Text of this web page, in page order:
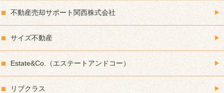
不動産売却サポート関西株式会社
サイズ不動産
Estate&Co.（エステートアンドコー）
リブクラス